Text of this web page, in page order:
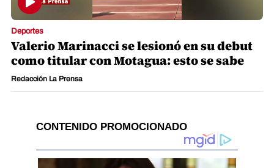
Deportes
Valerio Marinacci se lesionó en su debut
como titular con Motagua: esto se sabe
Redacción La Prensa